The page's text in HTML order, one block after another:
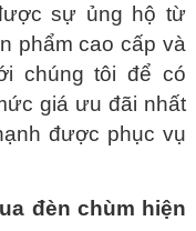
sự ủng hộ từ
phẩm cao cấp và
chúng tôi để có
giá ưu đãi nhất
được phục vụ
đèn chùm hiện